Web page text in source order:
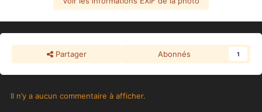
Partager Abonnés 1
Il n’y a aucun commentaire à afficher.